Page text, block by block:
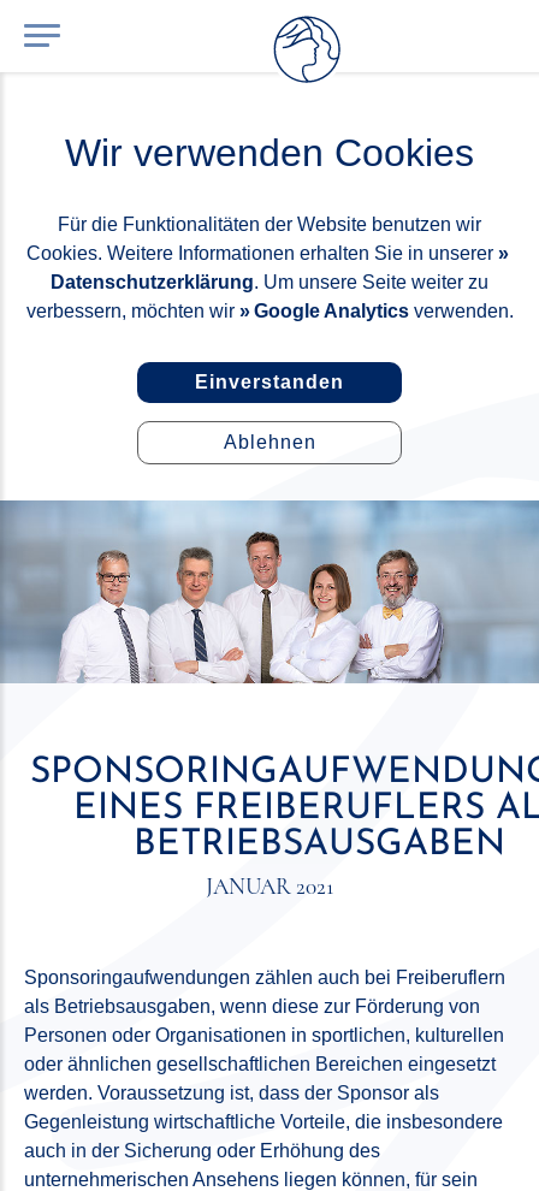
Wir verwenden Cookies
Für die Funktionalitäten der Website benutzen wir
Cookies. Weitere Informationen erhalten Sie in unserer
Datenschutzerklärung. Um unsere Seite weiter zu
verbessern, möchten wir
Google Analyticsverwenden.
Einverstanden
Ablehnen
EINES FREIBERUFLERS
BETRIEBSAUSGABEN
JANUAR 2021
Sponsoringaufwendungen zählen auch bei Freiberuflern
als Betriebsausgaben, wenn diese zur Förderung von
Personen oder Organisationen in sportlichen, kulturellen
oder ähnlichen gesellschaftlichen Bereichen eingesetzt
werden. Voraussetzung ist, dass der Sponsor als
Gegenleistung wirtschaftliche Vorteile, die insbesondere
auch in der Sicherung oder Erhöhung des
unternehmerischen Ansehens liegen können, für sein